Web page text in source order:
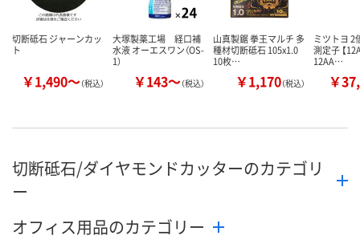
切断砥石 ジャーンカッ
ト
￥1,490～（税込）
大塚製薬工場 経口補
水液 オーエスワン（OS-
1）
￥143～（税込）
山真製鋸 拳王マルチ 多
種材切断砥石 105x1.0
10枚…
￥1,170（税込）
ミツトヨ 2
測定子 【
12AA…
￥
切断砥石/ダイヤモンドカッターのカテゴリ
ー
オフィス用品のカテゴリー